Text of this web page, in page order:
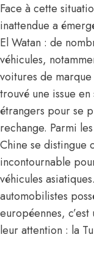
Face à cette
inattendue a
El Watan : de
véhicules,
voitures de
trouvé une issue
étrangers pour se
rechange. Parmi
Chine se distingue
incontournable
véhicules
automobilistes
européennes,
leur attention : la